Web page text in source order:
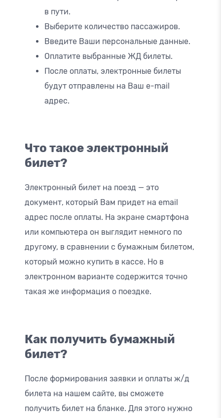
в пути.
Выберите количество пассажиров.
Введите Ваши персональные данные.
Оплатите выбранные ЖД билеты.
После оплаты, электронные билеты
будут отправлены на Ваш e-mail
адрес.
Что такое электронный
билет?
Электронный билет на поезд — это
документ, который Вам придет на email
адрес после оплаты. На экране смартфона
или компьютера он выглядит немного по
другому, в сравнении с бумажным билетом,
который можно купить в кассе. Но в
электронном варианте содержится точно
такая же информация о поездке.
Как получить бумажный
билет?
После формирования заявки и оплаты ж/д
билета на нашем сайте, вы сможете
получить билет на бланке. Для этого нужно